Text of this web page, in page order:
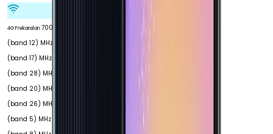
4G Frekansları 700
(band 12) MHz 700
(band 17) MHz 700
(band 28) MHz 800
(band 20) MHz 850
(band 26) MHz 850
(band 5) MHz 900